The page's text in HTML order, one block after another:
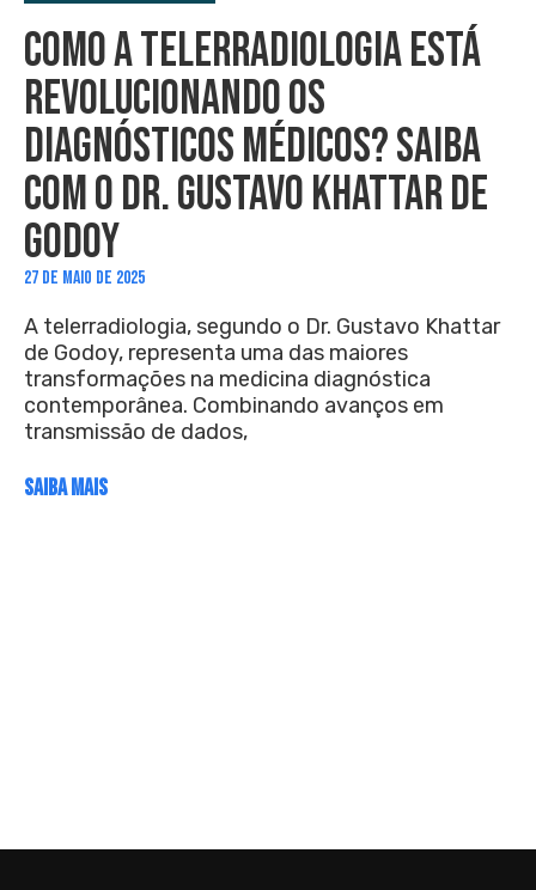
COMO A TELERRADIOLOGIA ESTÁ
REVOLUCIONANDO OS
DIAGNÓSTICOS MÉDICOS? SAIBA
COM O DR. GUSTAVO KHATTAR DE
GODOY
27 DE MAIO DE 2025
A telerradiologia, segundo o Dr. Gustavo Khattar
de Godoy, representa uma das maiores
transformações na medicina diagnóstica
contemporânea. Combinando avanços em
transmissão de dados,
SAIBA MAIS